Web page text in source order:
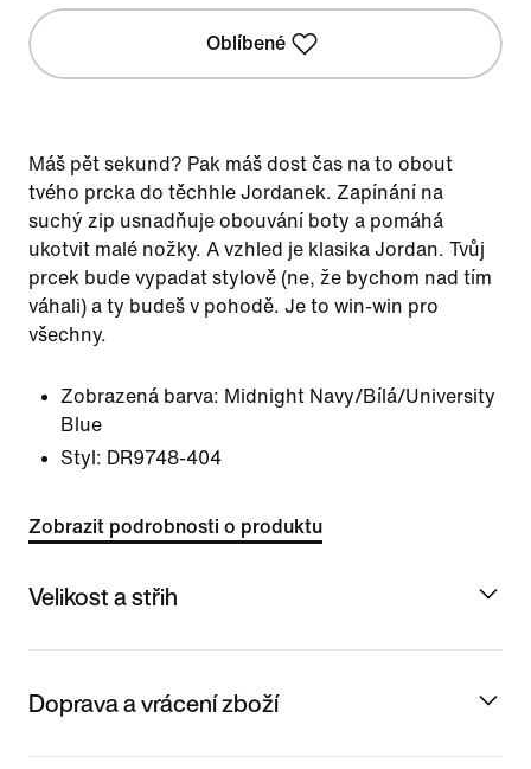
Oblíbené
Máš pět sekund? Pak máš dost čas na to obout
tvého prcka do těchhle Jordanek. Zapínání na
suchý zip usnadňuje obouvání boty a pomáhá
ukotvit malé nožky. A vzhled je klasika Jordan. Tvůj
prcek bude vypadat stylově (ne, že bychom nad tím
váhali) a ty budeš v pohodě. Je to win-win pro
všechny.
Zobrazená barva: Midnight Navy/Bílá/University
Blue
Styl: DR9748-404
Zobrazit podrobnosti o produktu
Velikost a střih
Doprava a vrácení zboží